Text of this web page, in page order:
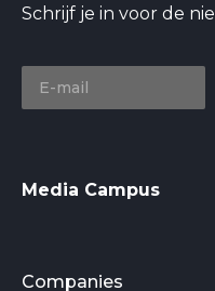
Schrijf je in voor de
Media Campus
Companies